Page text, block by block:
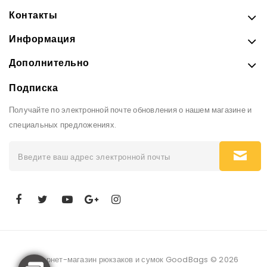
Контакты
Информация
Дополнительно
Подписка
Получайте по электронной почте обновления о нашем магазине и
специальных предложениях.
Интернет-магазин рюкзаков и сумок GoodBags © 2026